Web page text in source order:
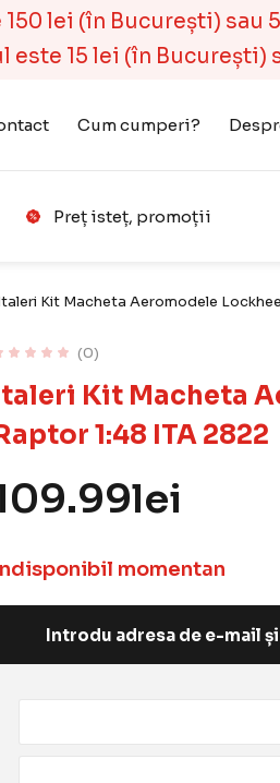
lei (în București) sau
15 lei (în București)
Cum cumperi?
Preț isteț, promoții
Kit Macheta Aeromodele
(0)
Kit Macheta
1:48 ITA 2822
lei
momentan
Introdu adresa de e-mail